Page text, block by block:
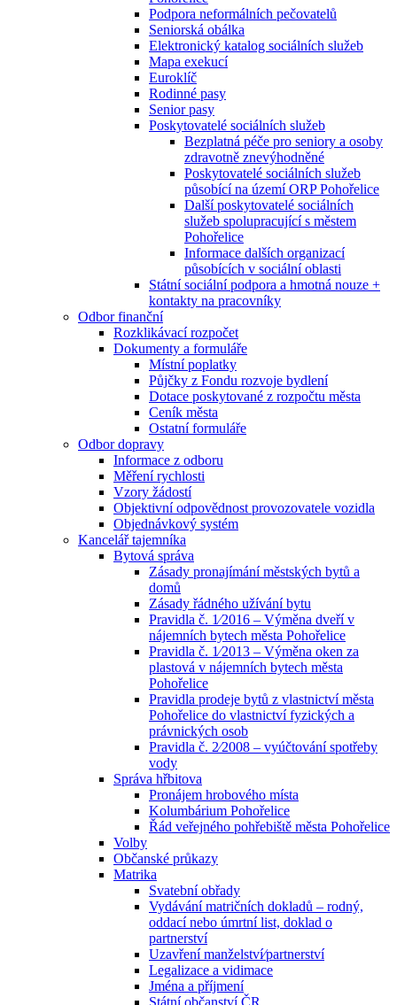
Podpora neformálních pečovatelů
Seniorská obálka
Elektronický katalog sociálních služeb
Mapa exekucí
Euroklíč
Rodinné pasy
Senior pasy
Poskytovatelé sociálních služeb
Bezplatná péče pro seniory a osoby
zdravotně znevýhodněné
Poskytovatelé sociálních služeb
působící na území ORP Pohořelice
Další poskytovatelé sociálních
služeb spolupracující s městem
Pohořelice
Informace dalších organizací
působících v sociální oblasti
Státní sociální podpora a hmotná nouze +
kontakty na pracovníky
Odbor finanční
Rozklikávací rozpočet
Dokumenty a formuláře
Místní poplatky
Půjčky z Fondu rozvoje bydlení
Dotace poskytované z rozpočtu města
Ceník města
Ostatní formuláře
Odbor dopravy
Informace z odboru
Měření rychlosti
Vzory žádostí
Objektivní odpovědnost provozovatele vozidla
Objednávkový systém
Kancelář tajemníka
Bytová správa
Zásady pronajímání městských bytů a
domů
Zásady řádného užívání bytu
Pravidla č. 1⁄2016 – Výměna dveří v
nájemních bytech města Pohořelice
Pravidla č. 1⁄2013 – Výměna oken za
plastová v nájemních bytech města
Pohořelice
Pravidla prodeje bytů z vlastnictví města
Pohořelice do vlastnictví fyzických a
právnických osob
Pravidla č. 2⁄2008 – vyúčtování spotřeby
vody
Správa hřbitova
Pronájem hrobového místa
Kolumbárium Pohořelice
Řád veřejného pohřebiště města Pohořelice
Volby
Občanské průkazy
Matrika
Svatební obřady
Vydávání matričních dokladů – rodný,
oddací nebo úmrtní list, doklad o
partnerství
Uzavření manželství⁄partnerství
Legalizace a vidimace
Jména a příjmení
Státní občanství ČR